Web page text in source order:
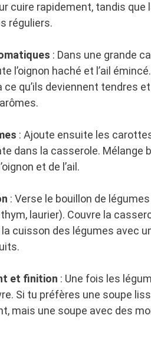
cuire rapidement, tandis
réguliers.
: Dans une grande
l’oignon haché et l’ail
ce qu’ils deviennent tendres
: Ajoute ensuite les
dans la casserole. Mélange
et de l’ail.
: Verse le bouillon de
laurier). Couvre la
cuisson des légumes avec
et finition : Une fois les
Si tu préfères une soupe
mais une soupe avec des